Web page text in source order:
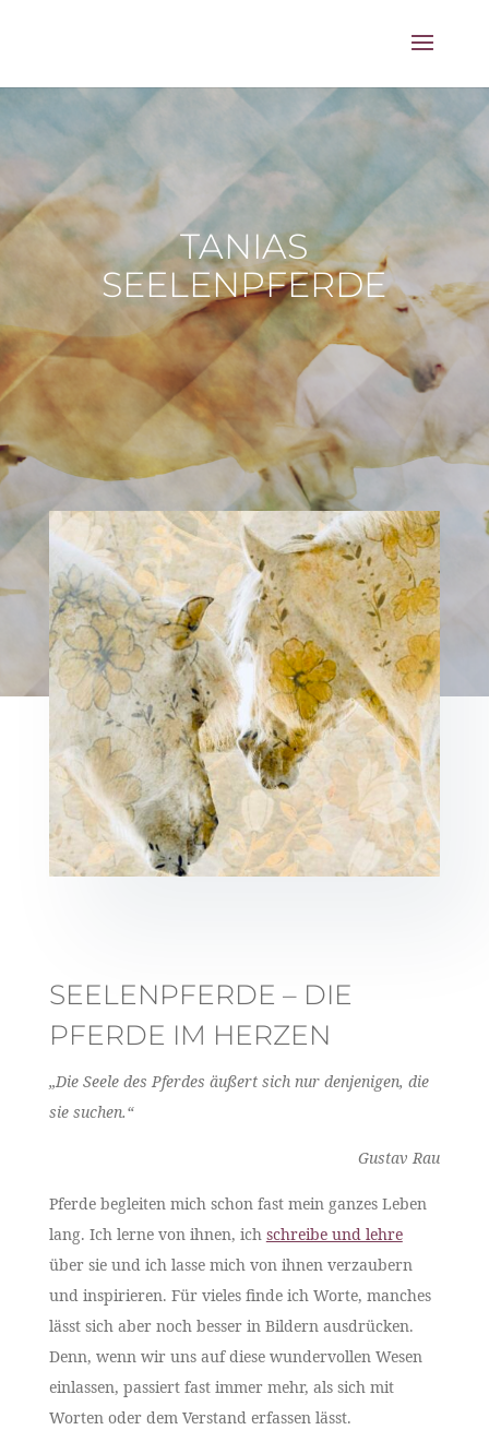
TANIAS
SEELENPFERDE
SEELENPFERDE – DIE
PFERDE IM HERZEN
„Die Seele des Pferdes äußert sich nur denjenigen, die
sie suchen.“
Gustav Rau
Pferde begleiten mich schon fast mein ganzes Leben
lang. Ich lerne von ihnen, ich schreibe und lehre
über sie und ich lasse mich von ihnen verzaubern
und inspirieren. Für vieles finde ich Worte, manches
lässt sich aber noch besser in Bildern ausdrücken.
Denn, wenn wir uns auf diese wundervollen Wesen
einlassen, passiert fast immer mehr, als sich mit
Worten oder dem Verstand erfassen lässt.